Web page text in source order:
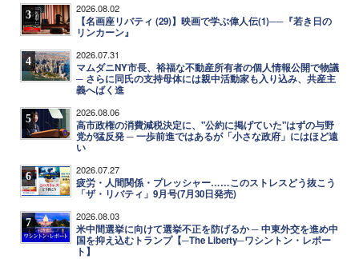
3 2026.08.02
【名画座リバティ (29)】映画で学ぶ偉人伝(1)──『若き日の
リンカーン』
4 2026.07.31
マムダニNY市長、裕福な不動産所有者の個人情報公開で物議
─ さらに同氏の支持母体には親中活動家も入り込み、共産主
義へばく進
5 2026.08.06
高市政権の消費減税決定に、"公約に掲げていた"はずの与野
党が猛反発 ─ 一歩前進ではあるが「小さな政府」にはほど遠
い
6 2026.07.27
疲労・人間関係・プレッシャー……このストレスどう抜こう
「ザ・リバティ」9月号(7月30日発売)
7 2026.08.03
米中間選挙に向けて選挙不正を防げるか ─ 中東外交を進め中
国を抑え込むトランプ【─The Liberty─ワシントン・レポー
ト】